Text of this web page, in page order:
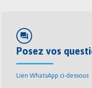
forum
Posez vos
Lien WhatsApp ci-dessous